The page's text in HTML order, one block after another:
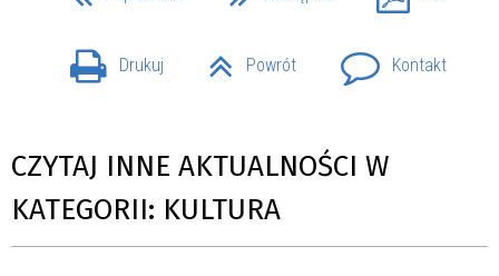
Drukuj Powrót Kontakt
CZYTAJ INNE AKTUALNOŚCI W
KATEGORII: KULTURA